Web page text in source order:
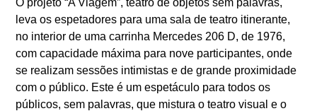
O projeto “A Viagem”, teatro de objetos sem palavras,
leva os espetadores para uma sala de teatro itinerante,
no interior de uma carrinha Mercedes 206 D, de 1976,
com capacidade máxima para nove participantes, onde
se realizam sessões intimistas e de grande proximidade
com o público. Este é um espetáculo para todos os
públicos, sem palavras, que mistura o teatro visual e o